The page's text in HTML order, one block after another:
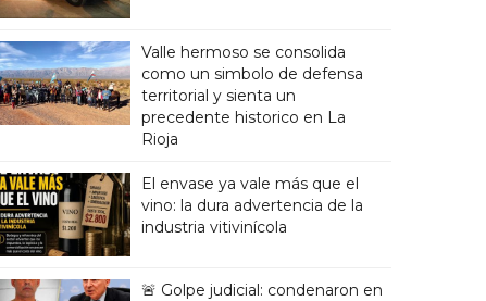
Valle hermoso se consolida
como un simbolo de defensa
territorial y sienta un
precedente historico en La
Rioja
El envase ya vale más que el
vino: la dura advertencia de la
industria vitivinícola
🚨 Golpe judicial: condenaron en